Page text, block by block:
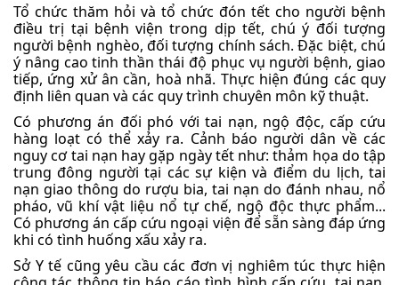
Tổ chức thăm hỏi và tổ chức đón tết cho người bệnh
điều trị tại bệnh viện trong dịp tết, chú ý đối tượng
người bệnh nghèo, đối tượng chính sách. Đặc biệt, chú
ý nâng cao tinh thần thái độ phục vụ người bệnh, giao
tiếp, ứng xử ân cần, hoà nhã. Thực hiện đúng các quy
định liên quan và các quy trình chuyên môn kỹ thuật.
Có phương án đối phó với tai nạn, ngộ độc, cấp cứu
hàng loạt có thể xảy ra. Cảnh báo người dân về các
nguy cơ tai nạn hay gặp ngày tết như: thảm họa do tập
trung đông người tại các sự kiện và điểm du lịch, tai
nạn giao thông do rượu bia, tai nạn do đánh nhau, nổ
pháo, vũ khí vật liệu nổ tự chế, ngộ độc thực phẩm...
Có phương án cấp cứu ngoại viện để sẵn sàng đáp ứng
khi có tình huống xấu xảy ra.
Sở Y tế cũng yêu cầu các đơn vị nghiêm túc thực hiện